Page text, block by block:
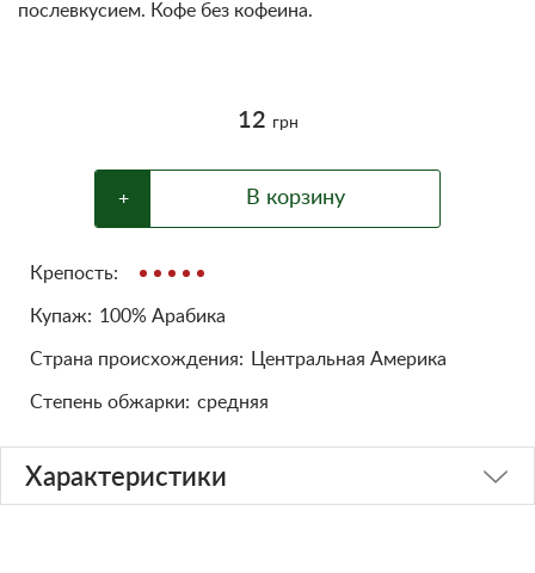
послевкусием. Кофе без кофеина.
12 грн
+ В корзину
Крепость:
Купаж: 100% Арабика
Cтрана происхождения: Центральная Америка
Степень обжарки: средняя
Характеристики